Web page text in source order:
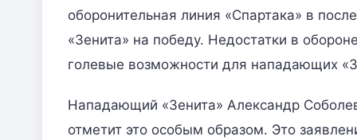
оборонительная линия «Спартака» в
«Зенита» на победу. Недостатки в
голевые возможности для нападающих
Нападающий «Зенита» Александр
отметит это особым образом. Это